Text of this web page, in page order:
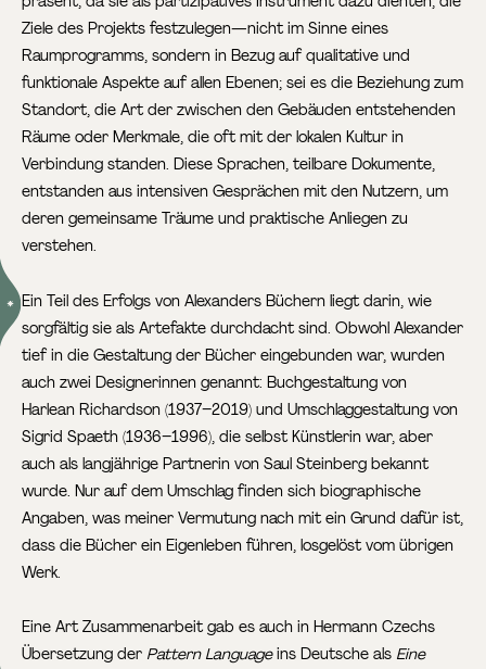
Ziele des Projekts festzulegen—nicht im Sinne eines
Raumprogramms, sondern in Bezug auf qualitative und
funktionale Aspekte auf allen Ebenen; sei es die Beziehung zum
Standort, die Art der zwischen den Gebäuden entstehenden
Räume oder Merkmale, die oft mit der lokalen Kultur in
Verbindung standen. Diese Sprachen, teilbare Dokumente,
entstanden aus intensiven Gesprächen mit den Nutzern, um
deren gemeinsame Träume und praktische Anliegen zu
verstehen.
Ein Teil des Erfolgs von Alexanders Büchern liegt darin, wie
sorgfältig sie als Artefakte durchdacht sind. Obwohl Alexander
tief in die Gestaltung der Bücher eingebunden war, wurden
auch zwei Designerinnen genannt: Buchgestaltung von
Harlean Richardson (1937–2019) und Umschlaggestaltung von
Sigrid Spaeth (1936–1996), die selbst Künstlerin war, aber
auch als langjährige Partnerin von Saul Steinberg bekannt
wurde. Nur auf dem Umschlag finden sich biographische
Angaben, was meiner Vermutung nach mit ein Grund dafür ist,
dass die Bücher ein Eigenleben führen, losgelöst vom übrigen
Werk.
Eine Art Zusammenarbeit gab es auch in Hermann Czechs
Übersetzung der Pattern Languageins Deutsche als Eine